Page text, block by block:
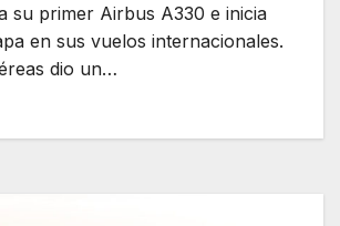
su primer Airbus A330 e inicia
en sus vuelos internacionales.
dio un…